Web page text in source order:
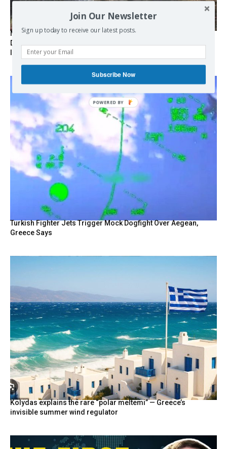
Marseille l’année dernière, Fontainebleau, Arcachon, la
Drôme et les Écrins cette année : la France brûle sous
l’incendie de l’austérité de l’Union européenne
Turkish Fighter Jets Trigger Mock Dogfight Over Aegean,
Greece Says
Kolydas explains the rare “polar meltemi” — Greece’s
invisible summer wind regulator
Join Our Newsletter
Sign up today to receive our latest posts.
Subscribe Now